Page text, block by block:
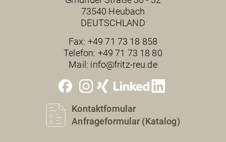
73540 Heubach
DEUTSCHLAND
Fax: +49 71 73 18 858
Telefon: +49 71 73 18 80
Mail: info@fritz-reu.de
Kontaktfomular
Anfrageformular (Katalog)